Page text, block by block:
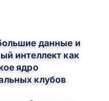
данные и
интеллект как
ядро
клубов